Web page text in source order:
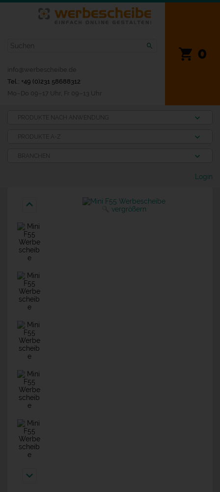
0
info@werbescheibe.de
Tel.: +49 (0)231 58688312
Mo­–Do 09–17 Uhr, Fr 09–13 Uhr
PRODUKTE NACH ANWENDUNG
PRODUKTE A-Z
BRANCHEN
Login
vergrößern